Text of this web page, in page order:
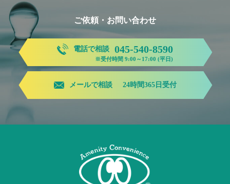
ご依頼・お問い合わせ
電話で相談 045-540-8590
※受付時間 9:00～17:00 (平日)
メールで相談 24時間365日受付